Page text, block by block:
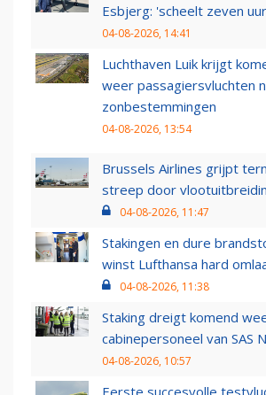
Esbjerg: 'scheelt zeven
04-08-2026, 14:41
Luchthaven Luik krijgt
weer passagiersvluchten
zonbestemmingen
04-08-2026, 13:54
Brussels Airlines grijpt
streep door
04-08-2026, 11:47
Stakingen en dure
winst Lufthansa hard
04-08-2026, 11:38
Staking dreigt komend
cabinepersoneel van SAS
04-08-2026, 10:57